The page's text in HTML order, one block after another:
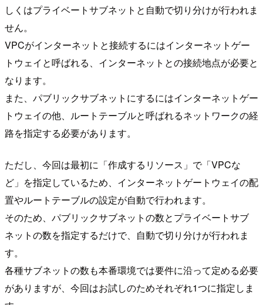
しくはプライベートサブネットと自動で切り分けが行われま
せん。
VPCがインターネットと接続するにはインターネットゲー
トウェイと呼ばれる、インターネットとの接続地点が必要と
なります。
また、パブリックサブネットにするにはインターネットゲー
トウェイの他、ルートテーブルと呼ばれるネットワークの経
路を指定する必要があります。
ただし、今回は最初に「作成するリソース」で「VPCな
ど」を指定しているため、インターネットゲートウェイの配
置やルートテーブルの設定が自動で行われます。
そのため、パブリックサブネットの数とプライベートサブ
ネットの数を指定するだけで、自動で切り分けが行われま
す。
各種サブネットの数も本番環境では要件に沿って定める必要
がありますが、今回はお試しのためそれぞれ1つに指定しま